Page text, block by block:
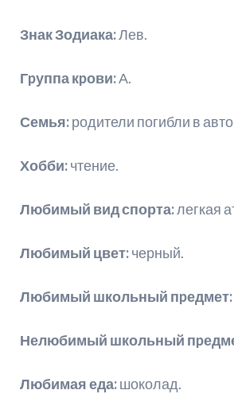
Знак Зодиака:Лев.
Гpуппа кpови:А.
Семья:родители погибли в
Хобби:чтение.
Любимый вид спорта:легкая
Любимый цвет:черный.
Любимый школьный пpедмет:
Нелюбимый школьный
Любимая еда:шоколад.